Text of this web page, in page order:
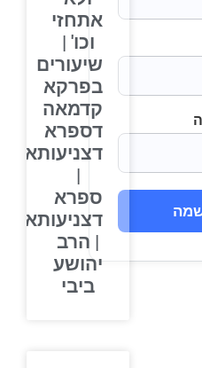
אתחזי
וכו' |
שיעורים
בפרקא
קדמאה
דספרא
דצניעותא
ספרא
דצניעותא
| הרב
יהושע
ביבי